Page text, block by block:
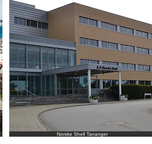
Norske Shell Tananger